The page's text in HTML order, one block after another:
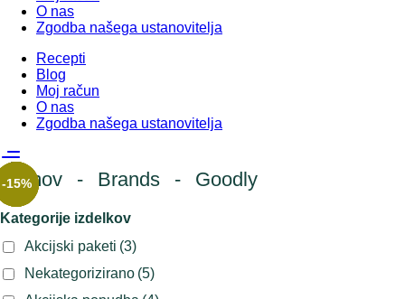
O nas
Zgodba našega ustanovitelja
Recepti
Blog
Moj račun
O nas
Zgodba našega ustanovitelja
Domov - Brands - Goodly
Kategorije izdelkov
Akcijski paketi (3)
Nekategorizirano (5)
-14%
-32%
-15%
-15%